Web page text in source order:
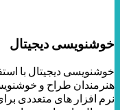
خوشنویسی دیجیتال
خوشنویسی دیجیتال با
هنرمندان طراح و
نرم افزار های متعددی